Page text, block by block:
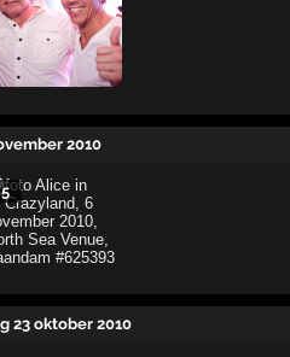
2010
5
23 oktober 2010